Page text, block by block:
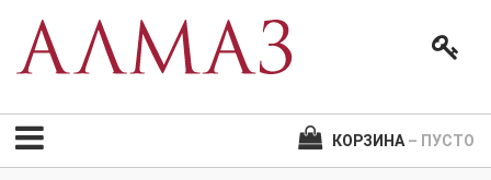
КОРЗИНА – ПУСТО